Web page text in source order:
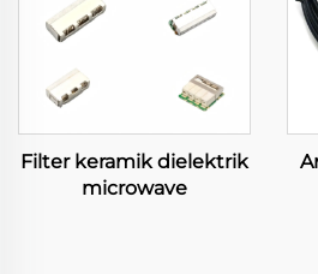
Filter keramik dielektrik
microwave